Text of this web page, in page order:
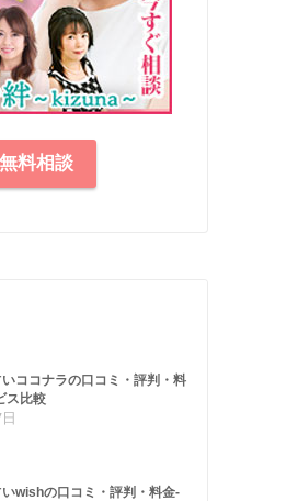
料相談
いココナラの口コミ・評判・料
ス比較
いwishの口コミ・評判・料金-